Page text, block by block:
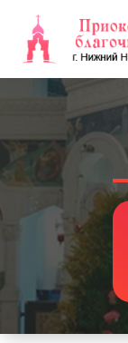
содержимому